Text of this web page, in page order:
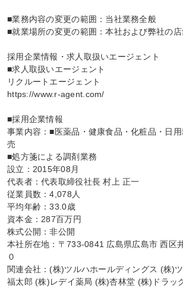
■業務内容の変更の範囲：当社業務全般
■就業場所の変更の範囲：本社および弊社の
採用企業情報・求人取扱いエージェント
■求人取扱いエージェント
リクルートエージェント
https://www.r-agent.com/
■採用企業情報
事業内容：■医薬品・健康食品・化粧品・日
売
■処方箋による調剤業務
設立：2015年08月
代表者：代表取締役社長 村上 正一
従業員数：4,078人
平均年齢：33.0歳
資本金：287百万円
株式公開：非公開
本社所在地：〒733-0841 広島県広島市 西区
０
関連会社：(株)ツルハホールディングス (株)
福太郎 (株)レデイ薬局 (株)杏林堂 (株)ドラッ